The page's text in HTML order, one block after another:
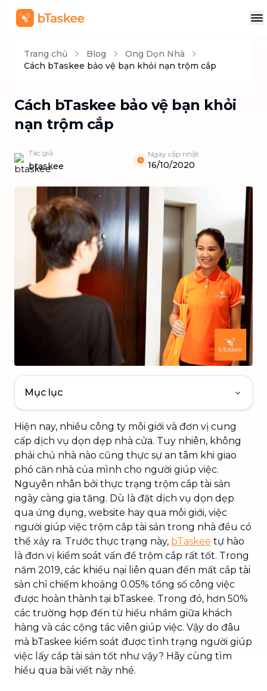
Trang chủ Blog
Ong Dọn Nhà
Cách bTaskee bảo vệ bạn khỏi nạn trộm cắp
Cách bTaskee bảo vệ bạn khỏi
nạn trộm cắp
Tác giả
btaskee
Ngày cập nhật
16/10/2020
Mục lục
Hiện nay, nhiều công ty môi giới và đơn vị cung
cấp dịch vụ dọn dẹp nhà cửa. Tuy nhiên, không
phải chủ nhà nào cũng thực sự an tâm khi giao
phó căn nhà của mình cho người giúp việc.
Nguyên nhân bởi thực trạng trộm cắp tài sản
ngày càng gia tăng. Dù là đặt dịch vụ dọn dẹp
qua ứng dụng, website hay qua môi giới, việc
người giúp việc trộm cắp tài sản trong nhà đều có
thể xảy ra. Trước thực trạng này, bTaskee tự hào
là đơn vị kiểm soát vấn đề trộm cắp rất tốt. Trong
năm 2019, các khiếu nại liên quan đến mất cắp tài
sản chỉ chiếm khoảng 0.05% tổng số công việc
được hoàn thành tại bTaskee. Trong đó, hơn 50%
các trường hợp đến từ hiểu nhầm giữa khách
hàng và các cộng tác viên giúp việc. Vậy do đâu
mà bTaskee kiểm soát được tình trạng người giúp
việc lấy cắp tài sản tốt như vậy? Hãy cùng tìm
hiểu qua bài viết này nhé.